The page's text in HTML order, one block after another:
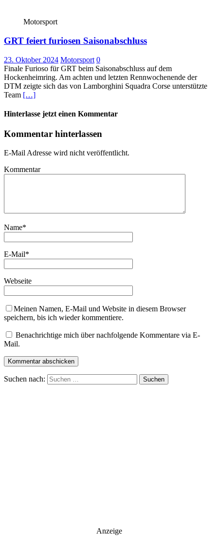
Motorsport
GRT feiert furiosen Saisonabschluss
23. Oktober 2024 Motorsport 0
Finale Furioso für GRT beim Saisonabschluss auf dem
Hockenheimring. Am achten und letzten Rennwochenende der
DTM zeigte sich das von Lamborghini Squadra Corse unterstützte
Team […]
Hinterlasse jetzt einen Kommentar
Kommentar hinterlassen
E-Mail Adresse wird nicht veröffentlicht.
Kommentar
Name*
E-Mail*
Webseite
Meinen Namen, E-Mail und Website in diesem Browser
speichern, bis ich wieder kommentiere.
Benachrichtige mich über nachfolgende Kommentare via E-
Mail.
Suchen nach:
Anzeige